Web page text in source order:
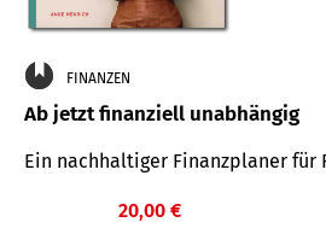
FINANZEN
Ab jetzt finanziell unabhängig
Ein nachhaltiger Finanzplaner für
20,00 €